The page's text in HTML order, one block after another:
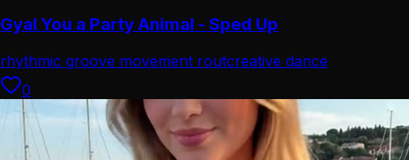
Gyal You a Party Animal - Sped Up
rhythmic groove movement routcreative dance
performance
0